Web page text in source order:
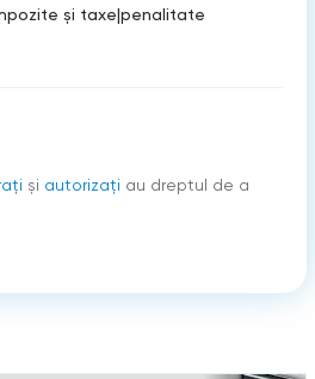
şi taxe|penalitate
şi autorizați au dreptul de a